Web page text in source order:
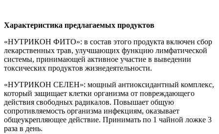
Характеристика предлагаемых продуктов
«НУТРИКОН ФИТО»: в состав этого продукта включен сбор
лекарственных трав, улучшающих функцию лимфатической
системы, принимающей активное участие в выведении
токсических продуктов жизнедеятельности.
«НУТРИКОН СЕЛЕН»: мощный антиоксидантный комплекс,
который защищает клетки организма от повреждающего
действия свободных радикалов. Повышает общую
сопротивляемость организма инфекциям, оказывает
общеукрепляющее действие. Принимать по 1 чайной ложке 3
раза в день.